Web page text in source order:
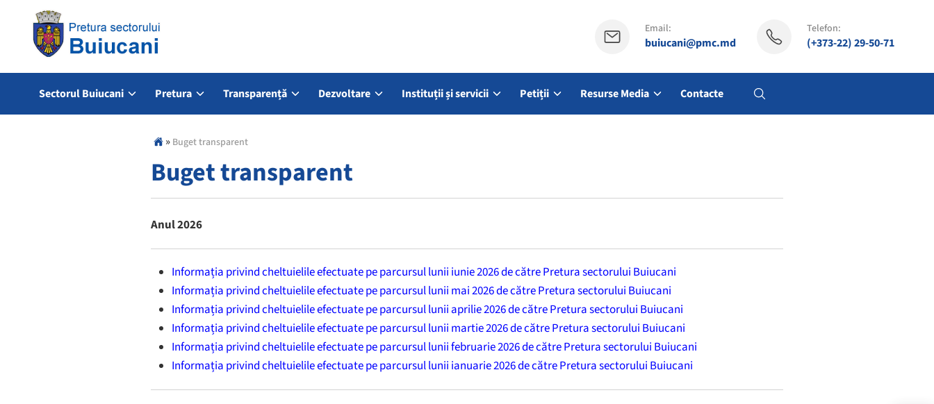
Email:
buiucani@pmc.md
Telefon:
(+373-22) 29-50-71
Sectorul Buiucani Pretura Transparență Dezvoltare Instituții și servicii Petiții Resurse Media Contacte
» Buget transparent
Buget transparent
Anul 2026
Informația privind cheltuielile efectuate pe parcursul lunii iunie 2026 de către Pretura sectorului Buiucani
Informația privind cheltuielile efectuate pe parcursul lunii mai 2026 de către Pretura sectorului Buiucani
Informația privind cheltuielile efectuate pe parcursul lunii aprilie 2026 de către Pretura sectorului Buiucani
Informația privind cheltuielile efectuate pe parcursul lunii martie 2026 de către Pretura sectorului Buiucani
Informația privind cheltuielile efectuate pe parcursul lunii februarie 2026 de către Pretura sectorului Buiucani
Informația privind cheltuielile efectuate pe parcursul lunii ianuarie 2026 de către Pretura sectorului Buiucani